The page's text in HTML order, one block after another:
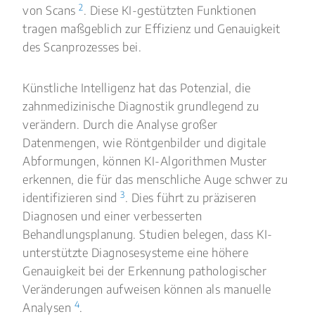
von Scans 2. Diese KI-gestützten Funktionen
tragen maßgeblich zur Effizienz und Genauigkeit
des Scanprozesses bei.
Künstliche Intelligenz hat das Potenzial, die
zahnmedizinische Diagnostik grundlegend zu
verändern. Durch die Analyse großer
Datenmengen, wie Röntgenbilder und digitale
Abformungen, können KI-Algorithmen Muster
erkennen, die für das menschliche Auge schwer zu
identifizieren sind 3. Dies führt zu präziseren
Diagnosen und einer verbesserten
Behandlungsplanung. Studien belegen, dass KI-
unterstützte Diagnosesysteme eine höhere
Genauigkeit bei der Erkennung pathologischer
Veränderungen aufweisen können als manuelle
Analysen 4.